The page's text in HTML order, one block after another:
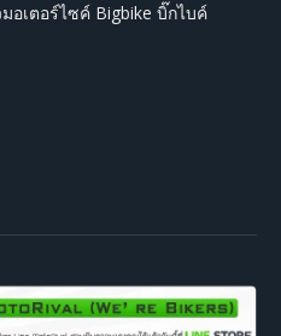
อเตอร์ไซค์ Bigbike บิ๊กไบค์